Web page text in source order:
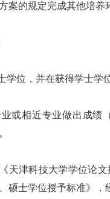
案的规定完成其他培养
位，并在获得学士学位
相近专业做出成绩
津科技大学学位论文
硕士学位授予标准》，